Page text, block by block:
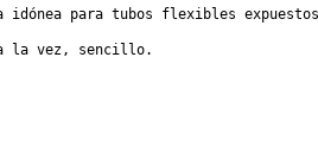
idónea para tubos flexibles
la vez, sencillo.